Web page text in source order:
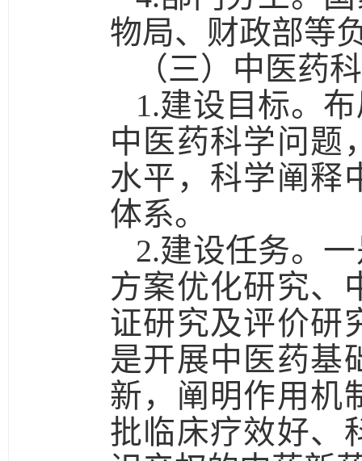
物局、财政部等
（三）中医药
1.建设目标。
中医药科学问题
水平，科学阐释
体系。
2.建设任务。
方案优化研究、
证研究及评价研
是开展中医药基
新，阐明作用机
批临床疗效好、